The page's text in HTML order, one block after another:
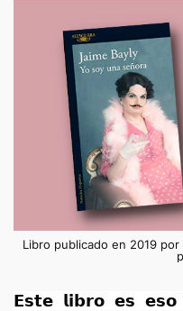
Libro publicado en 2019
𝗘𝘀𝘁𝗲 𝗹𝗶𝗯𝗿𝗼 𝗲𝘀